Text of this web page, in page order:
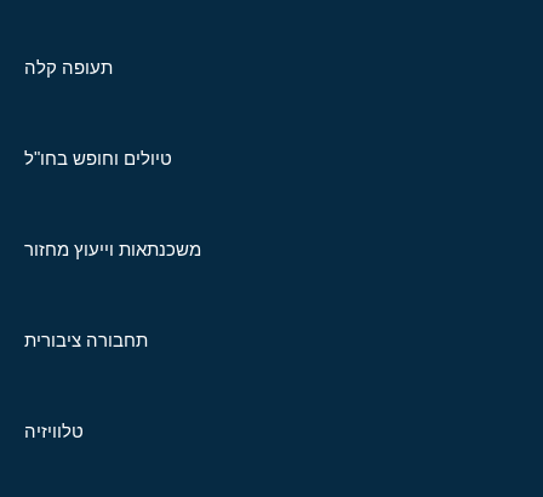
תעופה קלה
טיולים וחופש בחו"ל
משכנתאות וייעוץ מחזור
תחבורה ציבורית
טלוויזיה